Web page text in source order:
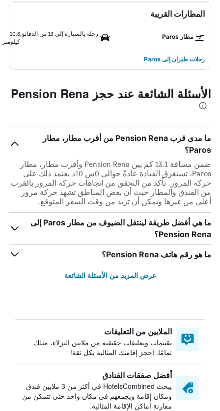
المطارات القريبة
مطار Paros رحلة بالسيارة إلى 13 من الدقائق
10.6
كيلومتر
رحلات طيران إلى Paros
الأسئلة الشائعة عند حجز Pension Rena
ما مدى قرب Pension Rena من أقرب مطار، مطار
Paros؟
ضمن مسافة 13.1 كم بين Pension Rena وأقرب مطار، مطار
Paros، تستغرق القيادة عادةً حوالي 0س 10د يعتمد ذلك على
حركة المرور. تأكد من التحقق من اتجاهات حركة المرور بالقرب
من الفندق والمطار حيث أن بعض المناطق تشهد حركة مرور
أعلى من غيرها ويمكن أن تزيد من وقت السفر المتوقع.
ما هي أفضل طريقة لينتقل الضيوف من مطار Paros إلى
Pension Rena؟
ما هو رقم هاتف Pension Rena؟
عرض المزيد من الأسئلة الشائعة
الملايين من التعليقات
تقييمات وتعليقات حقيقية من ملايين النزلاء، مثلك
تمامًا. احجز إقامتك المثالية بكل ثقة!
أفضل صفقات الفنادق
يبحث HotelsCombined في أكثر من 3 ملايين فندق
ومكان إقامة ويجمعهم في مكان واحد حتى تتمكن من
مقارنة أماكن الإقامة المثالية.